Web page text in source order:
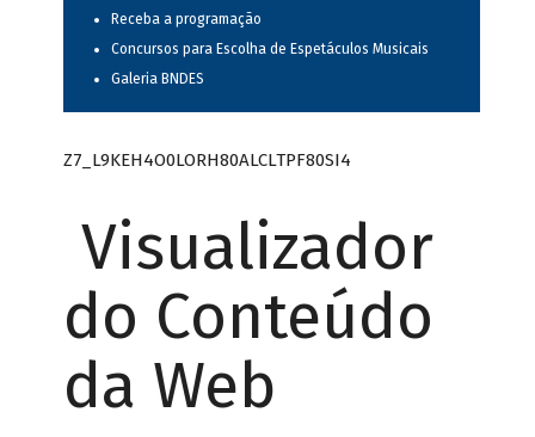
Receba a programação
Concursos para Escolha de Espetáculos Musicais
Galeria BNDES
Z7_L9KEH4O0LORH80ALCLTPF80SI4
Visualizador
do Conteúdo
da Web